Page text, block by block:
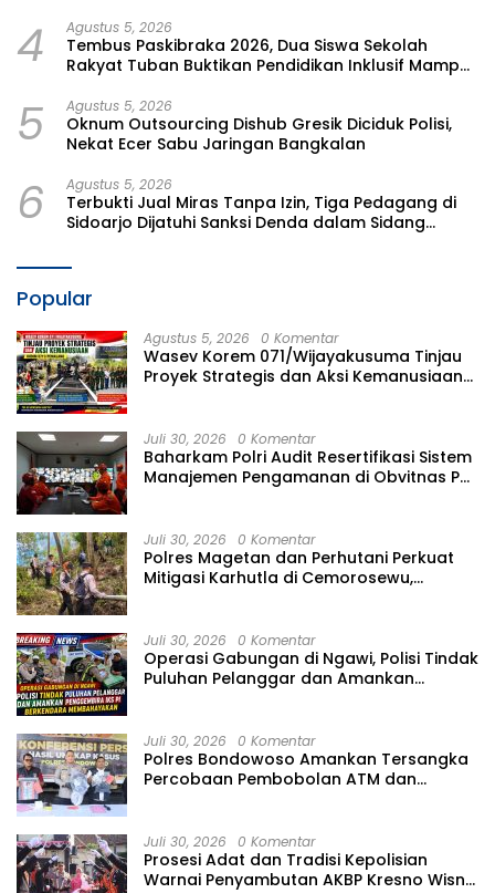
4 Agustus 5, 2026
Tembus Paskibraka 2026, Dua Siswa Sekolah
Rakyat Tuban Buktikan Pendidikan Inklusif Mampu
5 Agustus 5, 2026
Oknum Outsourcing Dishub Gresik Diciduk Polisi,
Nekat Ecer Sabu Jaringan Bangkalan
6 Agustus 5, 2026
Terbukti Jual Miras Tanpa Izin, Tiga Pedagang di
Sidoarjo Dijatuhi Sanksi Denda dalam Sidang
Popular
Agustus 5, 2026 0 Komentar
Wasev Korem 071/Wijayakusuma Tinjau
Proyek Strategis dan Aksi Kemanusiaan
Juli 30, 2026 0 Komentar
Baharkam Polri Audit Resertifikasi Sistem
Manajemen Pengamanan di Obvitnas PT
Juli 30, 2026 0 Komentar
Polres Magetan dan Perhutani Perkuat
Mitigasi Karhutla di Cemorosewu,
Juli 30, 2026 0 Komentar
Operasi Gabungan di Ngawi, Polisi Tindak
Puluhan Pelanggar dan Amankan
Juli 30, 2026 0 Komentar
Polres Bondowoso Amankan Tersangka
Percobaan Pembobolan ATM dan
Juli 30, 2026 0 Komentar
Prosesi Adat dan Tradisi Kepolisian
Warnai Penyambutan AKBP Kresno Wisnu